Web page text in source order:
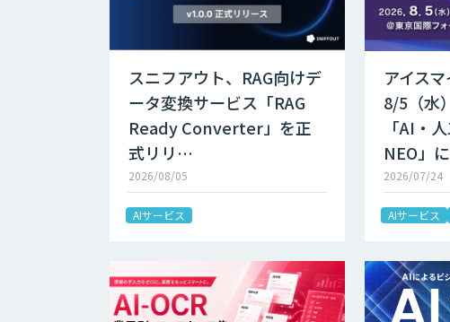
スニフアウト、RAG向けデ
ータ変換サービス「RAG
Ready Converter」を正
式リリ…
2026/08/05
AIサービス
アイスマ
8/5（水
「AI・
NEO」
2026/07/24
AIサービス